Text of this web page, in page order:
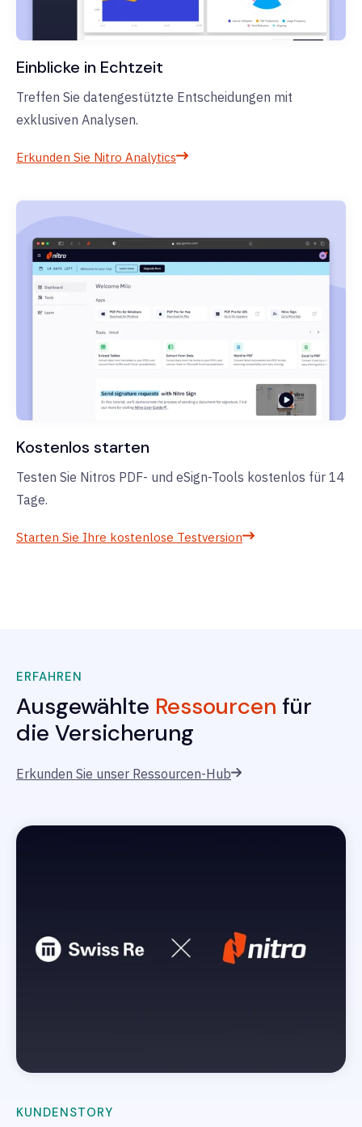
Einblicke in Echtzeit
Treffen Sie datengestützte Entscheidungen mit
exklusiven Analysen.
Erkunden Sie Nitro Analytics
Kostenlos starten
Testen Sie Nitros PDF- und eSign-Tools kostenlos für 14
Tage.
Starten Sie Ihre kostenlose Testversion
ERFAHREN
Ausgewählte Ressourcen für
die Versicherung
Erkunden Sie unser Ressourcen-Hub
KUNDENSTORY